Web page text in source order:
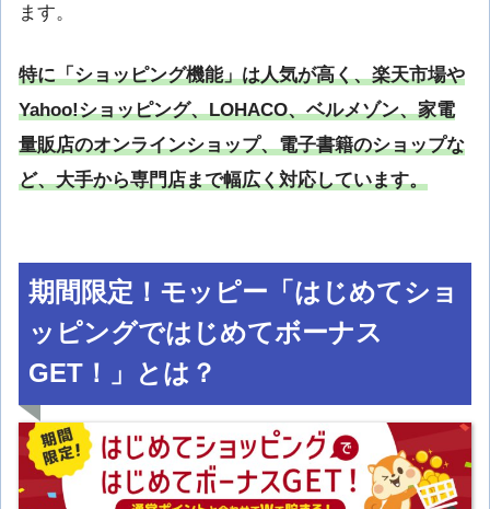
ます。
特に「ショッピング機能」は人気が高く、楽天市場や
Yahoo!ショッピング、LOHACO、ベルメゾン、家電
量販店のオンラインショップ、電子書籍のショップな
ど、大手から専門店まで幅広く対応しています。
期間限定！モッピー「はじめてショ
ッピングではじめてボーナス
GET！」とは？